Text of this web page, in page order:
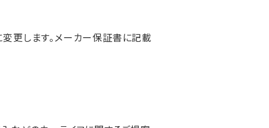
更します。メーカー保証書に記載